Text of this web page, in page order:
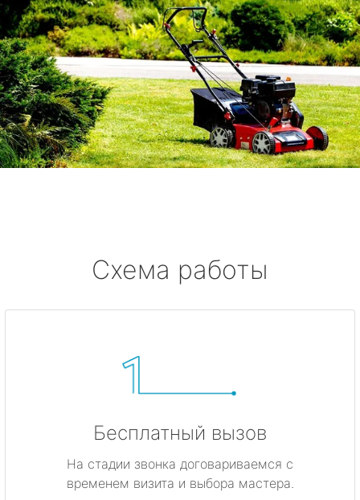
Схема работы
Бесплатный вызов
На стадии звонка договариваемся с
временем визита и выбора мастера.